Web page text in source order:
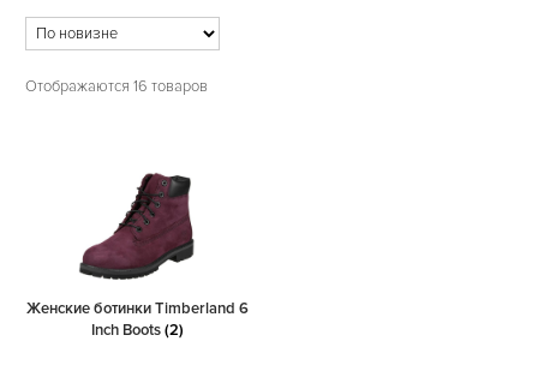
Отображаются 16 товаров
Женские ботинки Timberland 6
Inch Boots(2)